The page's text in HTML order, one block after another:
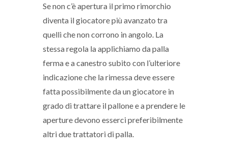
Se non c’è apertura il primo rimorchio
diventa il giocatore più avanzato tra
quelli che non corrono in angolo. La
stessa regola la applichiamo da palla
ferma e a canestro subito con l’ulteriore
indicazione che la rimessa deve essere
fatta possibilmente da un giocatore in
grado di trattare il pallone e a prendere le
aperture devono esserci preferibilmente
altri due trattatori di palla.